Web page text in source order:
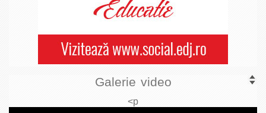
Galerie video
<p